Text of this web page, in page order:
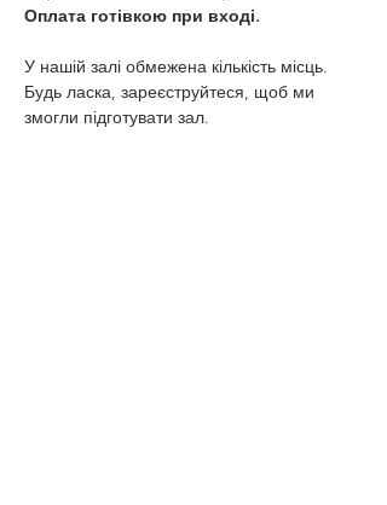
Оплата готівкою при вході.
У нашій залі обмежена кількість місць.
Будь ласка, зареєструйтеся, щоб ми
змогли підготувати зал.